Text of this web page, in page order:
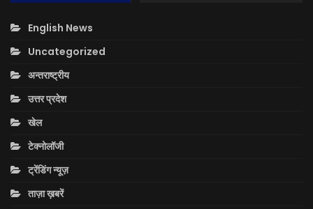
English News
Uncategorized
अन्तराष्ट्रीय
उत्तर प्रदेश
खेल
टेक्नोलॉजी
ट्रेंडिंग न्यूज़
ताज़ा ख़बरें